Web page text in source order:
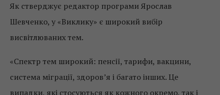
Як стверджує редактор програми Ярослав
Шевченко, у «Виклику» є широкий вибір
висвітлюваних тем.
«Спектр тем широкий: пенсії, тарифи, вакцини,
система міграції, здоров’я і багато інших. Це
випадки, які стосуються як кожного окремо, так і